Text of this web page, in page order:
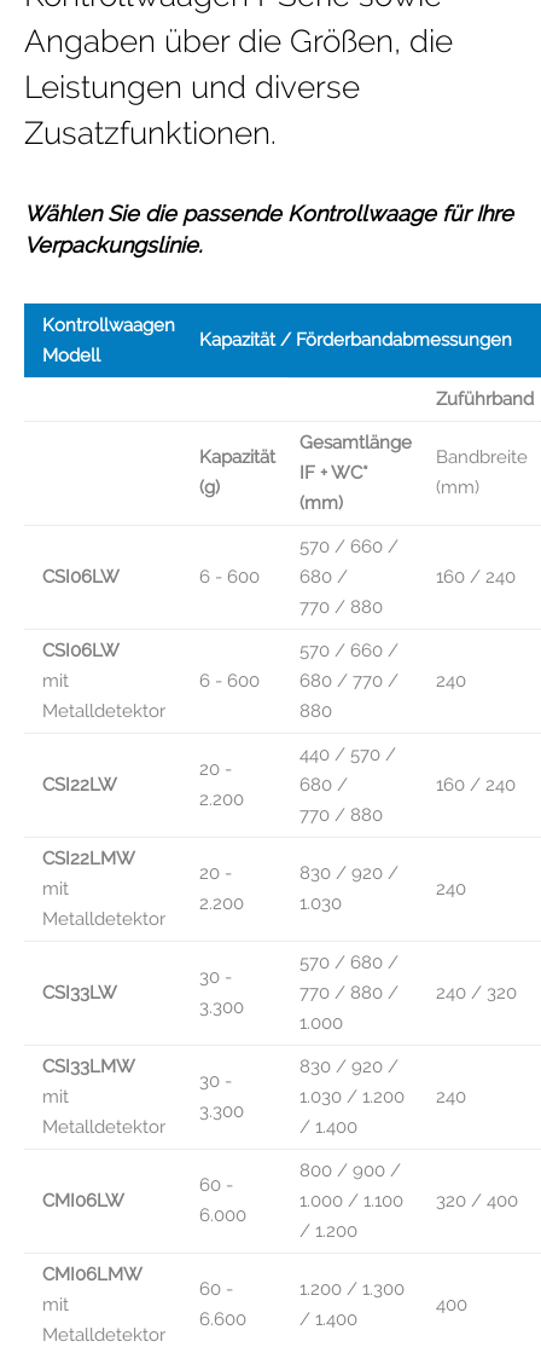
Angaben über die Größen, die
Leistungen und diverse
Zusatzfunktionen.
Wählen Sie die passende Kontrollwaage für Ihre
Verpackungslinie.
Kontrollwaagen
Modell
Kapazität / Förderbandabmessungen
Zuführband
Kapazität
(g)
Gesamtlänge
IF + WC*
(mm)
Bandbreite
(mm)
CSI06LW 6 - 600
570 / 660 /
680 /
770 / 880
160 / 240
CSI06LW
mit
Metalldetektor
6 - 600
570 / 660 /
680 / 770 /
880
240
CSI22LW
20 -
2.200
440 / 570 /
680 /
770 / 880
160 / 240
CSI22LMW
mit
Metalldetektor
20 -
2.200
830 / 920 /
1.030
240
CSI33LW
30 -
3.300
570 / 680 /
770 / 880 /
1.000
240 / 320
CSI33LMW
mit
Metalldetektor
30 -
3.300
830 / 920 /
1.030 / 1.200
/ 1.400
240
CMI06LW
60 -
6.000
800 / 900 /
1.000 / 1.100
/ 1.200
320 / 400
CMI06LMW
mit
Metalldetektor
60 -
6.600
1.200 / 1.300
/ 1.400
400